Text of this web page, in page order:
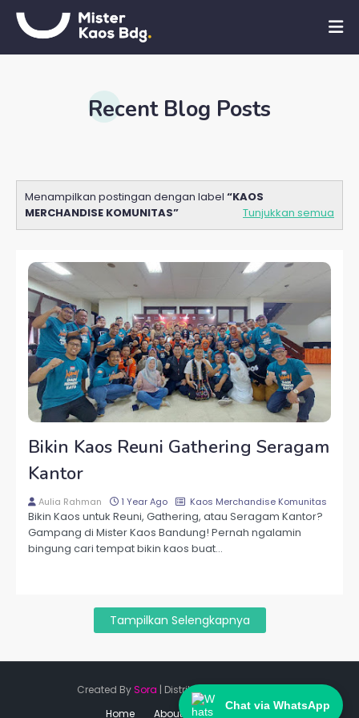
Recent Blog Posts
Menampilkan postingan dengan label
KAOS
MERCHANDISE KOMUNITAS
Tunjukkan semua
Bikin Kaos Reuni Gathering Seragam
Kantor
Aulia Rahman 1 Year Ago Kaos Merchandise Komunitas
Bikin Kaos untuk Reuni, Gathering, atau Seragam Kantor?
Gampang di Mister Kaos Bandung! Pernah ngalamin
bingung cari tempat bikin kaos buat…
Tampilkan Selengkapnya
Created By Sora | Distributed By
Home
About Contact Us
Chat via WhatsApp